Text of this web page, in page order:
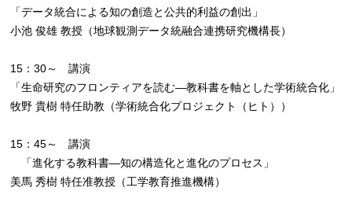
「データ統合による知の創造と公共的利益の創出」
小池 俊雄 教授（地球観測データ統融合連携研究機構長）
15：30～ 講演
「生命研究のフロンティアを読む―教科書を軸とした学術統合化」
牧野 貴樹 特任助教（学術統合化プロジェクト（ヒト））
15：45～ 講演
「進化する教科書―知の構造化と進化のプロセス」
美馬 秀樹 特任准教授（工学教育推進機構）